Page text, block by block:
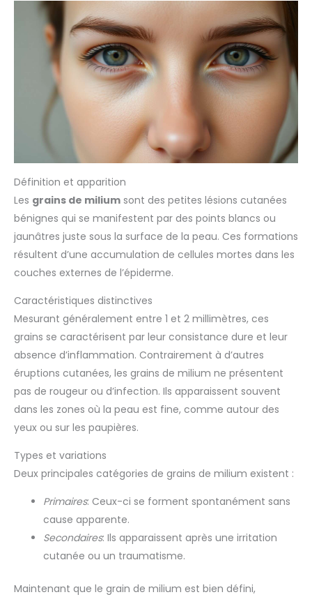
Définition et apparition
Les grains de milium sont des petites lésions cutanées
bénignes qui se manifestent par des points blancs ou
jaunâtres juste sous la surface de la peau. Ces formations
résultent d’une accumulation de cellules mortes dans les
couches externes de l’épiderme.
Caractéristiques distinctives
Mesurant généralement entre 1 et 2 millimètres, ces
grains se caractérisent par leur consistance dure et leur
absence d’inflammation. Contrairement à d’autres
éruptions cutanées, les grains de milium ne présentent
pas de rougeur ou d’infection. Ils apparaissent souvent
dans les zones où la peau est fine, comme autour des
yeux ou sur les paupières.
Types et variations
Deux principales catégories de grains de milium existent :
Primaires: Ceux-ci se forment spontanément sans
cause apparente.
Secondaires: Ils apparaissent après une irritation
cutanée ou un traumatisme.
Maintenant que le grain de milium est bien défini,